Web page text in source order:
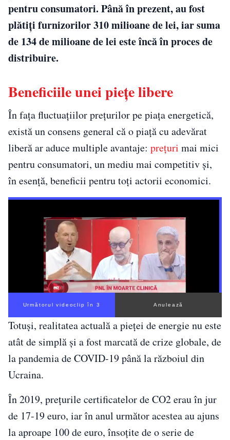
pentru consumatori. Până în prezent, au fost
plătiți furnizorilor 310 milioane de lei, iar suma
de 134 de milioane de lei este încă în proces de
distribuire.
Beneficiile unei piețe libere
În fața fluctuațiilor prețurilor pe piața energetică,
există un consens general că o piață cu adevărat
liberă ar aduce multiple avantaje: prețuri mai mici
pentru consumatori, un mediu mai competitiv și,
în esență, beneficii pentru toți actorii economici.
Următorul videoclip în 2 Anulează
Totuși, realitatea actuală a pieței de energie nu este
atât de simplă și a fost marcată de crize globale, de
la pandemia de COVID-19 până la războiul din
Ucraina.
În 2019, prețurile certificatelor de CO2 erau în jur
de 17-19 euro, iar în anul următor acestea au ajuns
la aproape 100 de euro, însoțite de o serie de